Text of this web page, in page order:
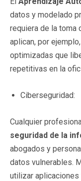
datos y modelado
requiera de la
aplican, por
optimizadas que
repetitivas en la
Ciberseguridad:
Cualquier
seguridad de la
abogados y
datos vulnerables.
utilizar